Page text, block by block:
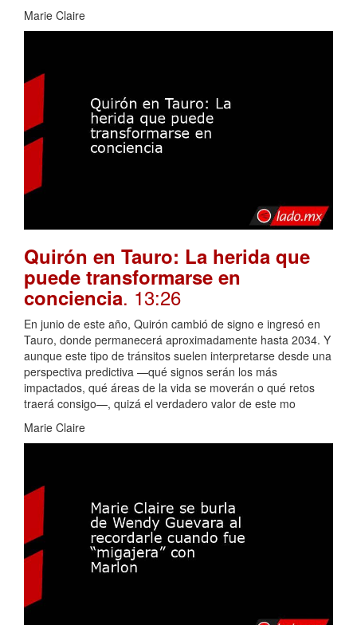
Marie Claire
Quirón en Tauro: La herida que
puede transformarse en
conciencia. 13:26
En junio de este año, Quirón cambió de signo e ingresó en
Tauro, donde permanecerá aproximadamente hasta 2034. Y
aunque este tipo de tránsitos suelen interpretarse desde una
perspectiva predictiva —qué signos serán los más
impactados, qué áreas de la vida se moverán o qué retos
traerá consigo—, quizá el verdadero valor de este mo
Marie Claire